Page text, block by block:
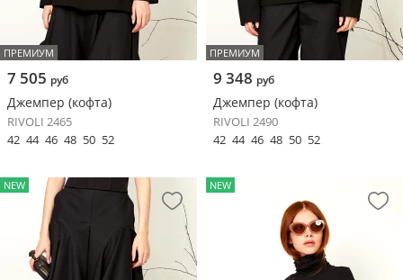
ПРЕМИУМ
7 505 руб
Джемпер (кофта)
RIVOLI 2465
42 44 46 48 50 52
ПРЕМИУМ
9 348 руб
Джемпер (кофта)
RIVOLI 2490
42 44 46 48 50 52
NEW NEW